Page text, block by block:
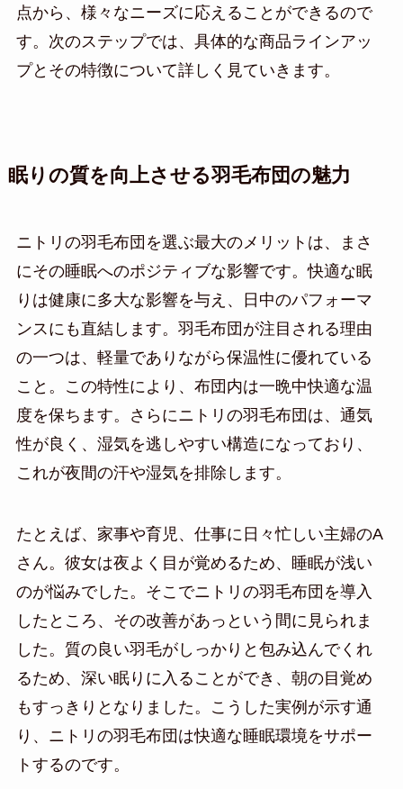
点から、様々なニーズに応えることができるので
す。次のステップでは、具体的な商品ラインアッ
プとその特徴について詳しく見ていきます。
眠りの質を向上させる羽毛布団の魅力
ニトリの羽毛布団を選ぶ最大のメリットは、まさ
にその睡眠へのポジティブな影響です。快適な眠
りは健康に多大な影響を与え、日中のパフォーマ
ンスにも直結します。羽毛布団が注目される理由
の一つは、軽量でありながら保温性に優れている
こと。この特性により、布団内は一晩中快適な温
度を保ちます。さらにニトリの羽毛布団は、通気
性が良く、湿気を逃しやすい構造になっており、
これが夜間の汗や湿気を排除します。
たとえば、家事や育児、仕事に日々忙しい主婦のA
さん。彼女は夜よく目が覚めるため、睡眠が浅い
のが悩みでした。そこでニトリの羽毛布団を導入
したところ、その改善があっという間に見られま
した。質の良い羽毛がしっかりと包み込んでくれ
るため、深い眠りに入ることができ、朝の目覚め
もすっきりとなりました。こうした実例が示す通
り、ニトリの羽毛布団は快適な睡眠環境をサポー
トするのです。